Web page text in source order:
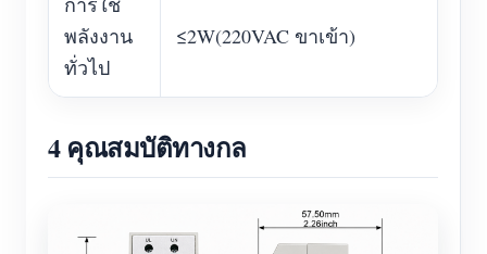
พลังงาน
ทั่วไป
≤2W(220VAC ขาเข้า)
4 คุณสมบัติทางกล